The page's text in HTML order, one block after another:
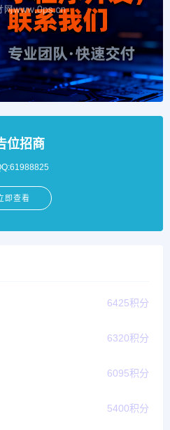
位招商
即查看
6425积分
6320积分
6095积分
5400积分